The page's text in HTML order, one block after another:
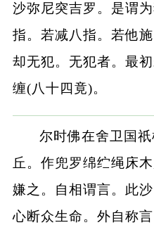
沙弥尼突吉罗。是谓
指。若减八指。若他
却无犯。无犯者。最
缠(八十四竟)。
尔时佛在舍卫国
丘。作兜罗绵纻绳床
嫌之。自相谓言。此
心断众生命。外自称